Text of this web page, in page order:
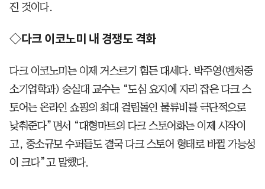
진 것이다.
◇다크 이코노미 내 경쟁도 격화
다크 이코노미는 이제 거스르기 힘든 대세다. 박주영(벤처중
소기업학과) 숭실대 교수는 “도심 요지에 자리 잡은 다크 스
토어는 온라인 쇼핑의 최대 걸림돌인 물류비를 극단적으로
낮춰준다”면서 “대형마트의 다크 스토어화는 이제 시작이
고, 중소규모 수퍼들도 결국 다크 스토어 형태로 바뀔 가능성
이 크다”고 말했다.